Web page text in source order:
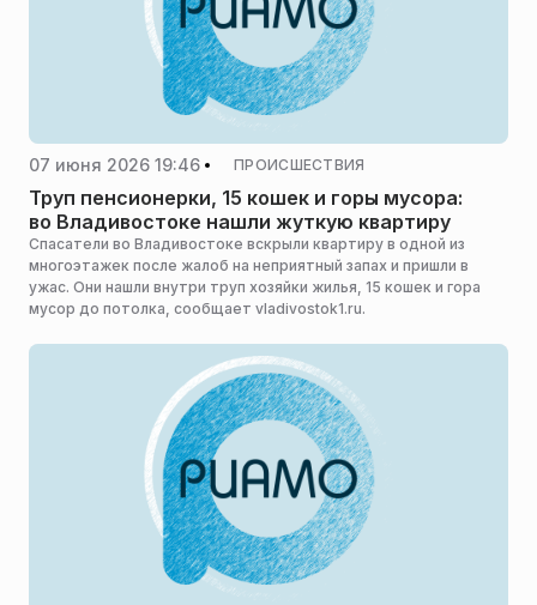
07 июня 2026 19:46 ПРОИСШЕСТВИЯ
Труп пенсионерки, 15 кошек и горы мусора:
во Владивостоке нашли жуткую квартиру
Спасатели во Владивостоке вскрыли квартиру в одной из
многоэтажек после жалоб на неприятный запах и пришли в
ужас. Они нашли внутри труп хозяйки жилья, 15 кошек и гора
мусор до потолка, сообщает vladivostok1.ru.